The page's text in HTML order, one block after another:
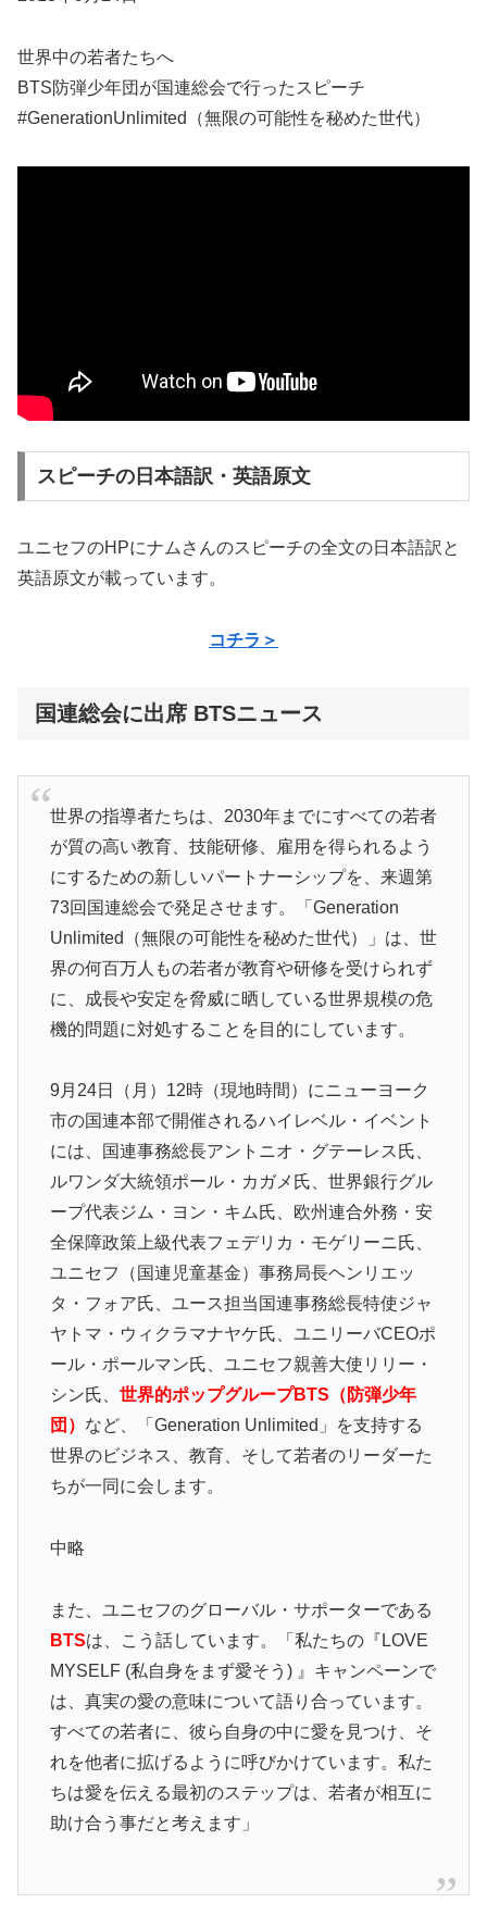
世界中の若者たちへ
BTS防弾少年団が国連総会で行ったスピーチ
#GenerationUnlimited（無限の可能性を秘めた世代）
スピーチの日本語訳・英語原文
ユニセフのHPにナムさんのスピーチの全文の日本語訳と
英語原文が載っています。
コチラ＞
国連総会に出席 BTSニュース
世界の指導者たちは、2030年までにすべての若者
が質の高い教育、技能研修、雇用を得られるよう
にするための新しいパートナーシップを、来週第
73回国連総会で発足させます。「Generation
Unlimited（無限の可能性を秘めた世代）」は、世
界の何百万人もの若者が教育や研修を受けられず
に、成長や安定を脅威に晒している世界規模の危
機的問題に対処することを目的にしています。
9月24日（月）12時（現地時間）にニューヨーク
市の国連本部で開催されるハイレベル・イベント
には、国連事務総長アントニオ・グテーレス氏、
ルワンダ大統領ポール・カガメ氏、世界銀行グル
ープ代表ジム・ヨン・キム氏、欧州連合外務・安
全保障政策上級代表フェデリカ・モゲリーニ氏、
ユニセフ（国連児童基金）事務局長ヘンリエッ
タ・フォア氏、ユース担当国連事務総長特使ジャ
ヤトマ・ウィクラマナヤケ氏、ユニリーバCEOポ
ール・ポールマン氏、ユニセフ親善大使リリー・
シン氏、 世界的ポップグループBTS（防弾少年
団） など、「Generation Unlimited」を支持する
世界のビジネス、教育、そして若者のリーダーた
ちが一同に会します。
中略
また、ユニセフのグローバル・サポーターである
BTSは、こう話しています。「私たちの『LOVE
MYSELF (私自身をまず愛そう) 』キャンペーンで
は、真実の愛の意味について語り合っています。
すべての若者に、彼ら自身の中に愛を見つけ、そ
れを他者に拡げるように呼びかけています。私た
ちは愛を伝える最初のステップは、若者が相互に
助け合う事だと考えます」